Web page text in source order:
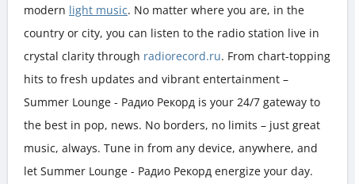
modern light music. No matter where you are, in the
country or city, you can listen to the radio station live in
crystal clarity through radiorecord.ru. From chart-topping
hits to fresh updates and vibrant entertainment –
Summer Lounge - Радио Рекорд is your 24/7 gateway to
the best in pop, news. No borders, no limits – just great
music, always. Tune in from any device, anywhere, and
let Summer Lounge - Радио Рекорд energize your day.